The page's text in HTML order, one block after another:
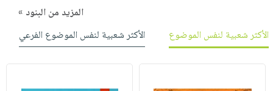
المزيد من البنود »
الأكثر شعبية لنفس الموضوع
الأكثر شعبية لنفس الموضوع الفرعي